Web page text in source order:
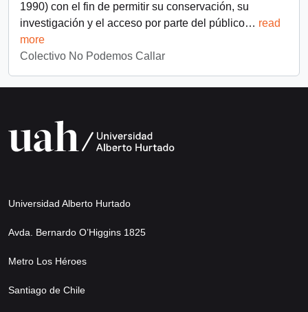
1990) con el fin de permitir su conservación, su
investigación y el acceso por parte del público… read
more
Colectivo No Podemos Callar
Universidad Alberto Hurtado
Avda. Bernardo O’Higgins 1825
Metro Los Héroes
Santiago de Chile